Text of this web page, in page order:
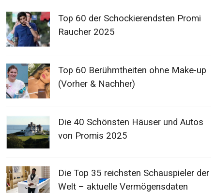
Top 60 der Schockierendsten Promi
Raucher 2025
Top 60 Berühmtheiten ohne Make-up
(Vorher & Nachher)
Die 40 Schönsten Häuser und Autos
von Promis 2025
Die Top 35 reichsten Schauspieler der
Welt – aktuelle Vermögensdaten